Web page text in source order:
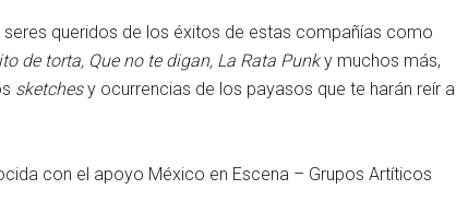
queridos de los éxitos de estas compañías como
de torta, Que no te digan, La Rata Punky muchos más,
sketchesy ocurrencias de los payasos que te harán reír a
con el apoyo México en Escena – Grupos Artíticos